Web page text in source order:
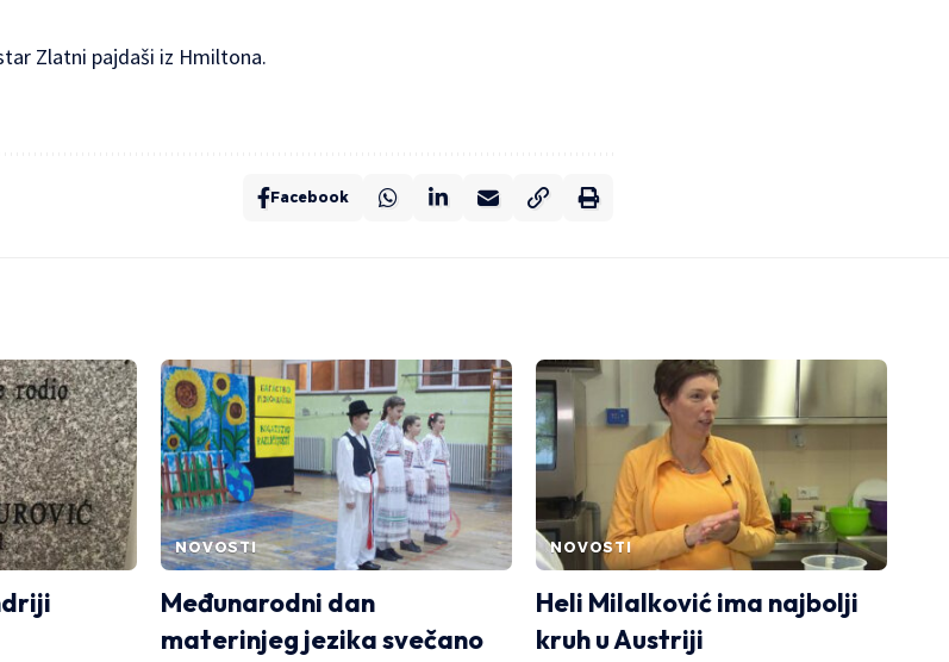
Zlatni pajdaši iz Hmiltona.
Facebook
NOVOSTI
Međunarodni dan
materinjeg jezika svečano
NOVOSTI
Heli Milalković ima najbolji
kruh u Austriji